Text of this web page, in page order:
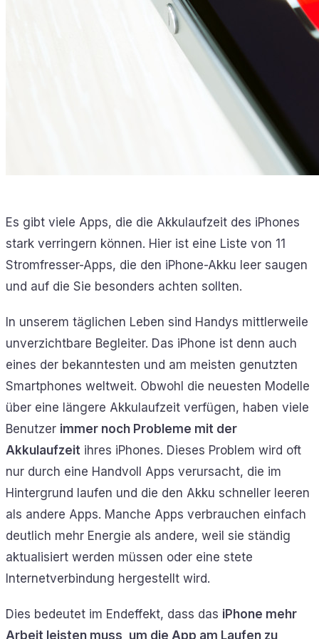
Es gibt viele Apps, die die Akkulaufzeit des iPhones
stark verringern können. Hier ist eine Liste von 11
Stromfresser-Apps, die den iPhone-Akku leer saugen
und auf die Sie besonders achten sollten.
In unserem täglichen Leben sind Handys mittlerweile
unverzichtbare Begleiter. Das iPhone ist denn auch
eines der bekanntesten und am meisten genutzten
Smartphones weltweit. Obwohl die neuesten Modelle
über eine längere Akkulaufzeit verfügen, haben viele
Benutzer immer noch Probleme mit der
Akkulaufzeit ihres iPhones. Dieses Problem wird oft
nur durch eine Handvoll Apps verursacht, die im
Hintergrund laufen und die den Akku schneller leeren
als andere Apps. Manche Apps verbrauchen einfach
deutlich mehr Energie als andere, weil sie ständig
aktualisiert werden müssen oder eine stete
Internetverbindung hergestellt wird.
Dies bedeutet im Endeffekt, dass das iPhone mehr
Arbeit leisten muss, um die App am Laufen zu